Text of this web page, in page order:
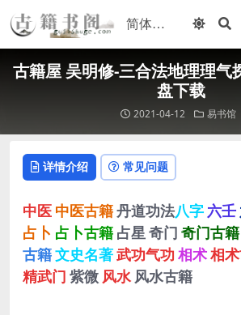
古籍屋 吴明修-三合法地理理
盘下载
2021-04-12 易书馆
详情介绍 常见问题
中医 中医古籍丹道功法八字 六壬
占卜 占卜古籍 占星 奇门 奇门古籍
古籍文史名著武功气功 相术相
精武门 紫微 风水 风水古籍